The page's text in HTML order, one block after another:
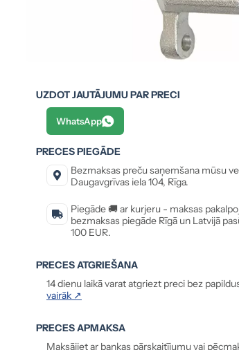
UZDOT JAUTĀJUMU PAR PRECI
WhatsApp
PRECES PIEGĀDE
Bezmaksas preču saņemšana mūsu
Daugavgrīvas iela 104, Rīga.
Piegāde 🚚 ar kurjeru - maksas
bezmaksas piegāde Rīgā un Latvijā
100 EUR.
PRECES ATGRIEŠANA
14 dienu laikā varat atgriezt preci bez
vairāk ↗
PRECES APMAKSA
Maksājiet ar bankas pārskaitījumu vai